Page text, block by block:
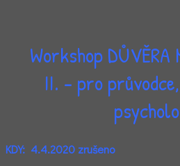
Workshop DŮVĚRA
II. - pro
KDY: 4.4.2020 zrušeno